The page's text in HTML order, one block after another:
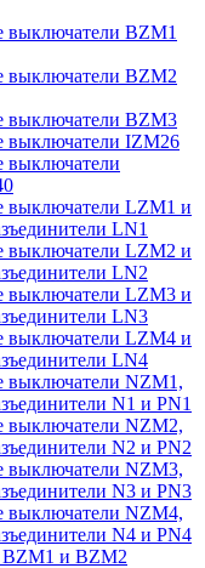
выключатели BZM1
выключатели BZM2
выключатели BZM3
выключатели IZM26
выключатели
выключатели LZM1 и
LN1
выключатели LZM2 и
LN2
выключатели LZM3 и
LN3
выключатели LZM4 и
LN4
выключатели NZM1,
N1 и PN1
выключатели NZM2,
N2 и PN2
выключатели NZM3,
N3 и PN3
выключатели NZM4,
N4 и PN4
BZM1 и BZM2